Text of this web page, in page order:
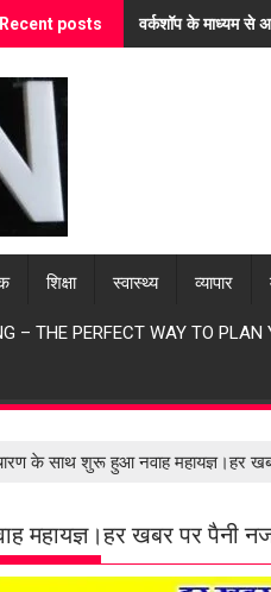
Recent posts वर्कशॉप के माध्यम से
शिक्षा स्वास्थ्य व्यापार
– THE PERFECT WAY TO PLAN
के साथ शुरू हुआ नवाह महायज्ञ।हर
महायज्ञ।हर खबर पर पैनी